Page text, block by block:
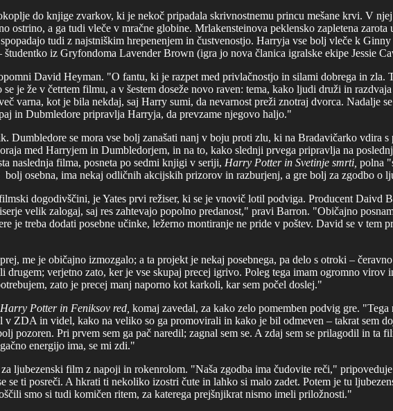
do knjige zvarkov, ki je nekoč pripadala skrivnostnemu princu mešane krvi. V
ostrino, a ga tudi vleče v mračne globine. Mrlakensteinova peklensko zapletena
tudi z najstniškim hrepenenjem in čustvenostjo. Harryja vse bolj vleče k Ginny
iz Gryfondoma Lavender Brown (igra jo nova članica igralske ekipe Jessie
David Heyman. "O fantu, ki je razpet med privlačnostjo in silami dobrega in zla.
je že v četrtem filmu, a v šestem doseže novo raven: tema, kako ljudi druži in
varna, kot je bila nekdaj, saj Harry sumi, da nevarnost preži znotraj dvorca. Nadalje
in Dubmledore pripravlja Harryja, da prevzame njegovo haljo."
Dumbledore se mora vse bolj zanašati nanj v boju proti zlu, ki na Bradavičarko vdira
med Harryjem in Dumbledorjem, in na to, kako slednji prvega pripravlja na
naslednja filma, posneta po sedmi knjigi v seriji, Harry Potter in Svetinje smrti, polna
osebna, ima nekaj odličnih akcijskih prizorov in razburjenj, a gre bolj za zgodbo o
dogodivščini, je Yates prvi režiser, ki se je vnovič lotil podviga. Producent Daivd
velik zalogaj, saj res zahtevajo popolno predanost," pravi Barron. "Običajno
je treba dodati posebne učinke, ležerno montiranje ne pride v poštev. David se v tem
me je običajno izmozgalo; a ta projekt je nekaj posebnega, pa delo s otroki –
verjetno zato, ker je vse skupaj precej igrivo. Poleg tega imam ogromno virov
zato je precej manj naporno kot karkoli, kar sem počel doslej."
Harry Potter in Feniksov red, komaj zavedal, za kako zelo pomemben podvig gre.
v ZDA in videl, kako na veliko so ga promovirali in kako je bil odmeven – takrat sem
pozoren. Pri prvem sem ga pač naredil; zagnal sem se. A zdaj sem se prilagodil in ta
energijo ima, se mi zdi."
ljubezenski film z napoji in rokenrolom. "Naša zgodba ima čudovite reči,"
se ti posreči. A hkrati ti nekoliko izostri čute in lahko si malo zadet. Potem je tu
smo si tudi komičen ritem, za katerega prejšnjikrat nismo imeli priložnosti."